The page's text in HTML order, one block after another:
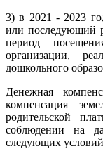
3) в 2021 - 2023
или последующий
период
организации,
дошкольного
Денежная
компенсация
родительской
соблюдении на
следующих